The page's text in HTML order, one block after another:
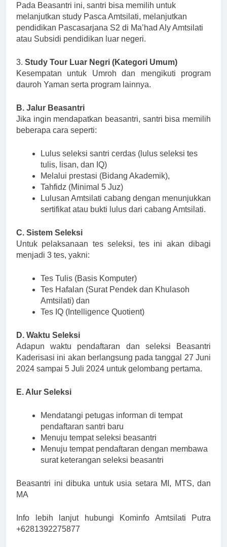
Pada Beasantri ini, santri bisa memilih untuk
melanjutkan study Pasca Amtsilati, melanjutkan
pendidikan Pascasarjana S2 di Ma’had Aly Amtsilati
atau Subsidi pendidikan luar negeri.
3. Study Tour Luar Negri (Kategori Umum)
Kesempatan untuk Umroh dan mengikuti program
dauroh Yaman serta program lainnya.
B. Jalur Beasantri
Jika ingin mendapatkan beasantri, santri bisa memilih
beberapa cara seperti:
Lulus seleksi santri cerdas (lulus seleksi tes
tulis, lisan, dan IQ)
Melalui prestasi (Bidang Akademik),
Tahfidz (Minimal 5 Juz)
Lulusan Amtsilati cabang dengan menunjukkan
sertifikat atau bukti lulus dari cabang Amtsilati.
C. Sistem Seleksi
Untuk pelaksanaan tes seleksi, tes ini akan dibagi
menjadi 3 tes, yakni:
Tes Tulis (Basis Komputer)
Tes Hafalan (Surat Pendek dan Khulasoh
Amtsilati) dan
Tes IQ (Intelligence Quotient)
D. Waktu Seleksi
Adapun waktu pendaftaran dan seleksi Beasantri
Kaderisasi ini akan berlangsung pada tanggal 27 Juni
2024 sampai 5 Juli 2024 untuk gelombang pertama.
E. Alur Seleksi
Mendatangi petugas informan di tempat
pendaftaran santri baru
Menuju tempat seleksi beasantri
Menuju tempat pendaftaran dengan membawa
surat keterangan seleksi beasantri
Beasantri ini dibuka untuk usia setara MI, MTS, dan
MA
Info lebih lanjut hubungi Kominfo Amtsilati Putra
+6281392275877